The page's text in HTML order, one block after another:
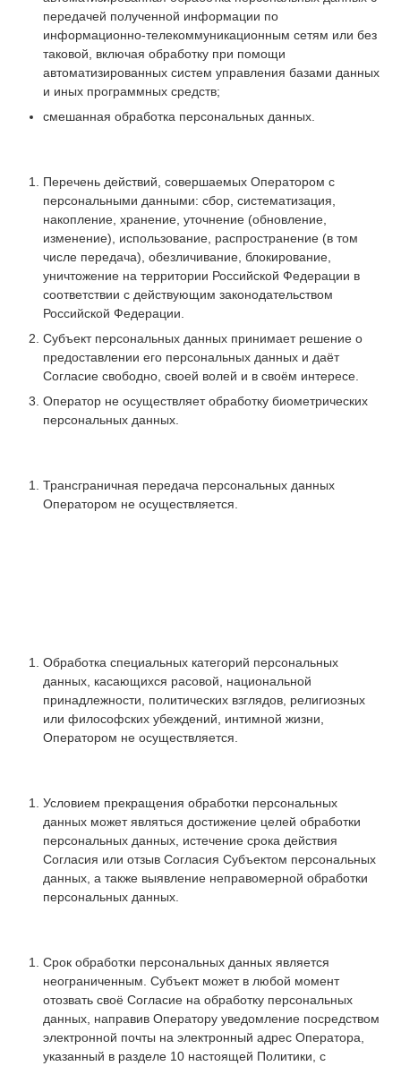
передачей полученной информации по
информационно-телекоммуникационным сетям или без
таковой, включая обработку при помощи
автоматизированных систем управления базами данных
и иных программных средств;
смешанная обработка персональных данных.
Перечень действий, совершаемых Оператором с
персональными данными: сбор, систематизация,
накопление, хранение, уточнение (обновление,
изменение), использование, распространение (в том
числе передача), обезличивание, блокирование,
уничтожение на территории Российской Федерации в
соответствии с действующим законодательством
Российской Федерации.
Субъект персональных данных принимает решение о
предоставлении его персональных данных и даёт
Согласие свободно, своей волей и в своём интересе.
Оператор не осуществляет обработку биометрических
персональных данных.
Трансграничная передача персональных данных
Оператором не осуществляется.
Обработка специальных категорий персональных
данных, касающихся расовой, национальной
принадлежности, политических взглядов, религиозных
или философских убеждений, интимной жизни,
Оператором не осуществляется.
Условием прекращения обработки персональных
данных может являться достижение целей обработки
персональных данных, истечение срока действия
Согласия или отзыв Согласия Субъектом персональных
данных, а также выявление неправомерной обработки
персональных данных.
Срок обработки персональных данных является
неограниченным. Субъект может в любой момент
отозвать своё Согласие на обработку персональных
данных, направив Оператору уведомление посредством
электронной почты на электронный адрес Оператора,
указанный в разделе 10 настоящей Политики, с